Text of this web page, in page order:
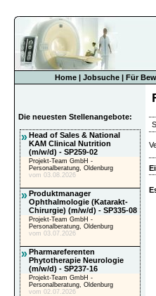
Home| Jobsuche| Für
Die neuesten Stellenangebote:
»Head of Sales & National
KAM Clinical Nutrition
(m/w/d) - SP259-02
Projekt-Team GmbH -
Personalberatung, Oldenburg
vom 03.08.2026
»Produktmanager
Ophthalmologie (Katarakt-
Chirurgie) (m/w/d) - SP335-08
Projekt-Team GmbH -
Personalberatung, Oldenburg
vom 03.07.2026
»Pharmareferenten
Phytotherapie Neurologie
(m/w/d) - SP237-16
Projekt-Team GmbH -
Personalberatung, Oldenburg
vom 02.07.2026